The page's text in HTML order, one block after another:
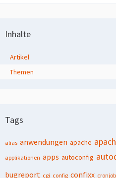
Inhalte
Artikel
Themen
Tags
alias anwendungen apache
applikationen apps autoconfig
bugreport cgi config confixx cronjob